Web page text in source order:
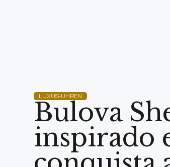
LUXUS-UHREN
Bulova
inspirado